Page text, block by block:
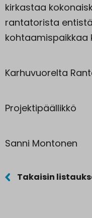
kirkastaa
rantatorista
kohtaamispaikkaa
Karhuvuorelta
Projektipäällikkö
Sanni Montonen
Takaisin